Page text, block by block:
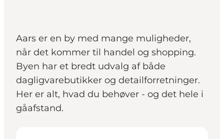
Aars er en by med mange muligheder,
når det kommer til handel og shopping.
Byen har et bredt udvalg af både
dagligvarebutikker og detailforretninger.
Her er alt, hvad du behøver - og det hele i
gåafstand.